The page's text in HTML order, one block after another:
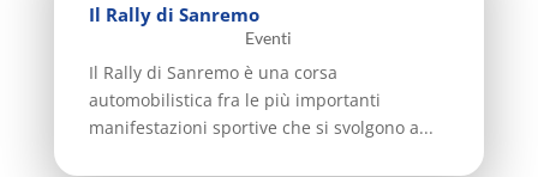
Il Rally di Sanremo
Eventi
Il Rally di Sanremo è una corsa
automobilistica fra le più importanti
manifestazioni sportive che si svolgono a...